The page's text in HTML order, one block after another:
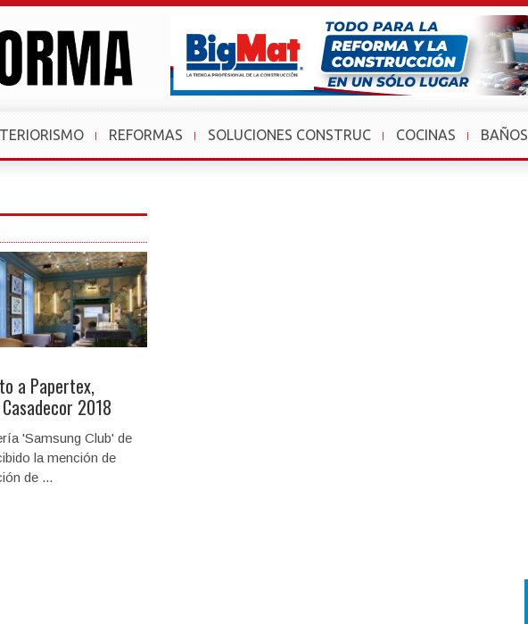
REFORMAS SOLUCIONES CONSTRUC COCINAS BAÑOS
a Papertex,
2018
'Samsung Club' de
la mención de
de ...